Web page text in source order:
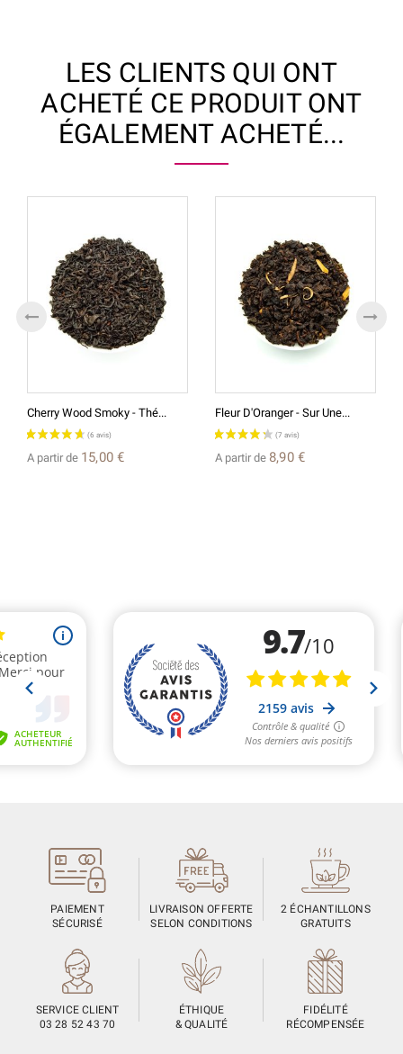
LES CLIENTS QUI ONT
ACHETÉ CE PRODUIT ONT
ÉGALEMENT ACHETÉ...
Cherry Wood Smoky - Thé...
A partir de 15,00 €
Fleur D'Oranger - Sur Une...
A partir de 8,90 €
PAIEMENT
SÉCURISÉ
LIVRAISON OFFERTE
SELON CONDITIONS
2 ÉCHANTILLONS
GRATUITS
SERVICE CLIENT
03 28 52 43 70
ÉTHIQUE
& QUALITÉ
FIDÉLITÉ
RÉCOMPENSÉE